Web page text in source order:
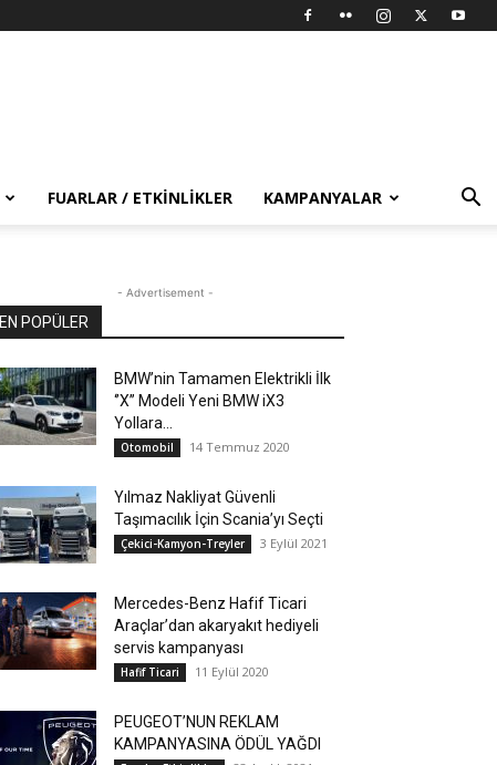
FUARLAR / ETKINLIKLER KAMPANYALAR
- Advertisement -
EN POPÜLER
BMW’nin Tamamen Elektrikli İlk
‘’X’’ Modeli Yeni BMW iX3
Yollara...
Otomobil 14 Temmuz 2020
Yılmaz Nakliyat Güvenli
Taşımacılık İçin Scania’yı Seçti
Çekici-Kamyon-Treyler 3 Eylül 2021
Mercedes-Benz Hafif Ticari
Araçlar’dan akaryakıt hediyeli
servis kampanyası
Hafif Ticari 11 Eylül 2020
PEUGEOT’NUN REKLAM
KAMPANYASINA ÖDÜL YAĞDI